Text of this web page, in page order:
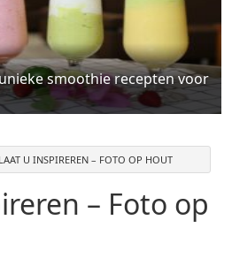
smoothie recepten voor
LAAT U INSPIREREN – FOTO OP HOUT
– Foto op